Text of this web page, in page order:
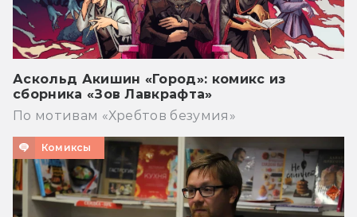
Аскольд Акишин «Город»: комикс из
сборника «Зов Лавкрафта»
По мотивам «Хребтов безумия»
Комиксы